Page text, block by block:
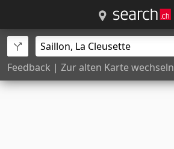
Feedback | Zur alten Karte wechseln